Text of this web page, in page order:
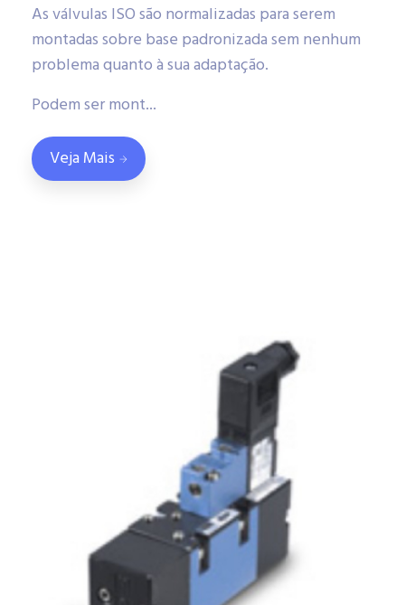
As válvulas ISO são normalizadas para serem
montadas sobre base padronizada sem nenhum
problema quanto à sua adaptação.
Podem ser mont...
Veja Mais